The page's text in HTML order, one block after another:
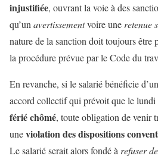
injustifiée, ouvrant la voie à des
qu’unavertissementvoire uneretenue
nature de la sanction doit toujours être
la procédure prévue par le Code du
En revanche, si le salarié bénéficie
accord collectif qui prévoit que le lundi
férié chômé, toute obligation de venir
uneviolation des dispositions
Le salarié serait alors fondé àrefuser